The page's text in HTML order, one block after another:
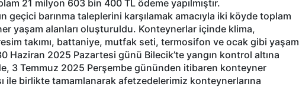
21 milyon 603 bin 400 TL ödeme yapılmıştır.
geçici barınma taleplerini karşılamak amacıyla iki köyde toplam
yaşam alanları oluşturuldu. Konteynerlar içinde klima,
takımı, battaniye, mutfak seti, termosifon ve ocak gibi yaşam
Haziran 2025 Pazartesi günü Bilecik’te yangın kontrol altına
3 Temmuz 2025 Perşembe gününden itibaren konteyner
ile birlikte tamamlanarak afetzedelerimiz konteynerlarına